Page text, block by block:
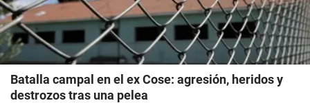
Batalla campal en el ex Cose: agresión, heridos y
destrozos tras una pelea